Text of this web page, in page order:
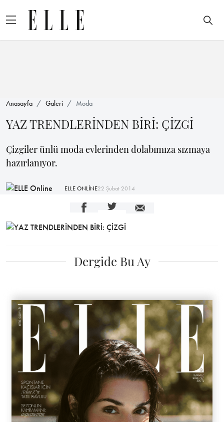
Anasayfa Galeri Moda
YAZ TRENDLERİNDEN BİRİ: ÇİZGİ
Çizgiler ünlü moda evlerinden dolabımıza sızmaya
hazırlanıyor.
ELLE ONLİNE22 Şubat 2014
Dergide Bu Ay